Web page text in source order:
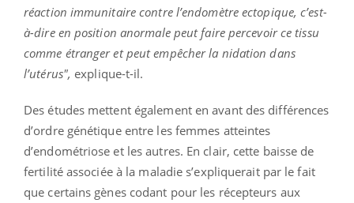
réaction immunitaire contre l’endomètre ectopique, c’est-
à-dire en position anormale peut faire percevoir ce tissu
comme étranger et peut empêcher la nidation dans
l’utérus", explique-t-il.
Des études mettent également en avant des différences
d’ordre génétique entre les femmes atteintes
d’endométriose et les autres. En clair, cette baisse de
fertilité associée à la maladie s’expliquerait par le fait
que certains gènes codant pour les récepteurs aux